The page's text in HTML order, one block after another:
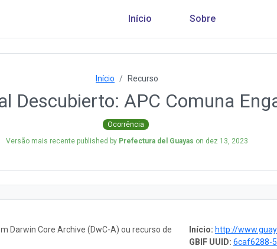
Início Sobre
Início Recurso
Descubierto: APC Comuna
Ocorrência
Versão mais recente published by Prefectura del Guayas on dez 13, 2023
Início: http://
GBIF UUID: 6caf6288-
Darwin Core Archive (DwC-A) ou recurso de